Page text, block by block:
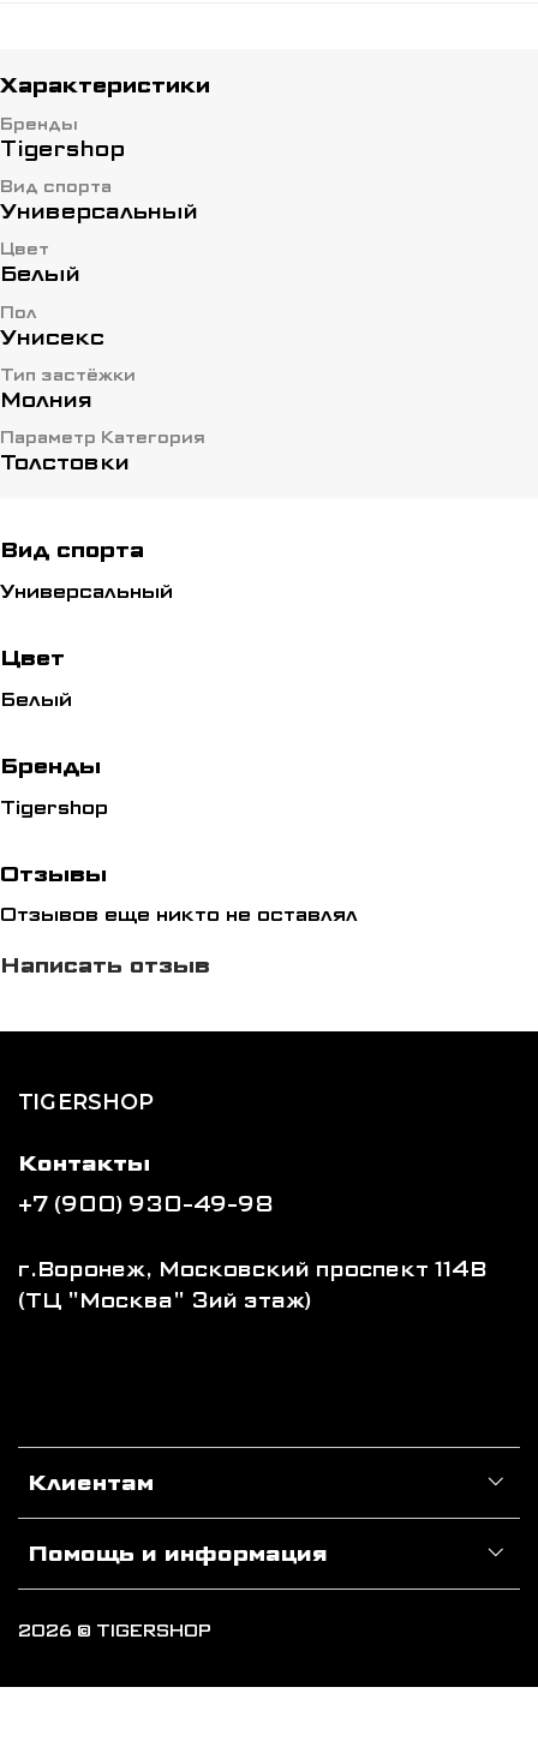
Характеристики
Бренды
Tigershop
Вид спорта
Универсальный
Цвет
Белый
Пол
Унисекс
Тип застёжки
Молния
Параметр Категория
Толстовки
Вид спорта
Универсальный
Цвет
Белый
Бренды
Tigershop
Отзывы
Отзывов еще никто не оставлял
Написать отзыв
TIGERSHOP
Клиентам
Помощь и информация
Контакты
+7 (900) 930-49-98
г.Воронеж, Московский проспект 114В
(ТЦ "Москва" 3ий этаж)
2026 © TIGERSHOP